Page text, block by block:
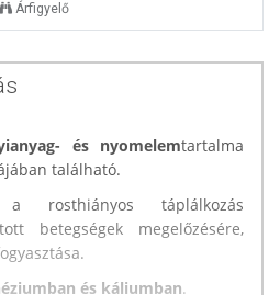
Árfigyelő
és nyomelemtartalma
található.
rosthiányos táplálkozás
betegségek megelőzésére,
és káliumban.